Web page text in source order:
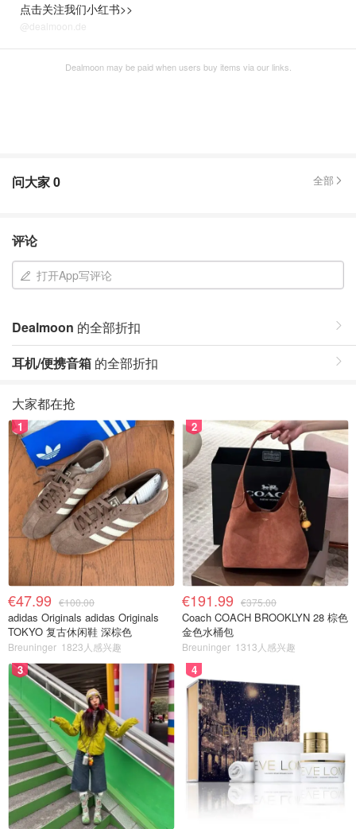
点击关注我们小红书>>
@dealmoon.de
Dealmoon may be paid when users buy items via our links.
问大家0 全部
评论
打开App写评论
Dealmoon 的全部折扣
耳机/便携音箱 的全部折扣
大家都在抢
1
€47.99 €100.00
adidas Originals adidas Originals
TOKYO 复古休闲鞋 深棕色
Breuninger 1823人感兴趣
2
€191.99 €375.00
Coach COACH BROOKLYN 28 棕色
金色水桶包
Breuninger 1313人感兴趣
3 4